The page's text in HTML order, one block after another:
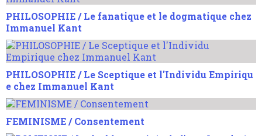
PHILOSOPHIE / Le fanatique et le dogmatique chez
Immanuel Kant
PHILOSOPHIE / Le Sceptique et l'Individu Empiriqu
e chez Immanuel Kant
FEMINISME / Consentement